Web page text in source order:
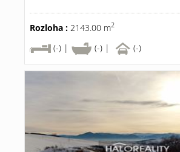
Rozloha : 2143.00 m2
(-) |
(-) | (-)